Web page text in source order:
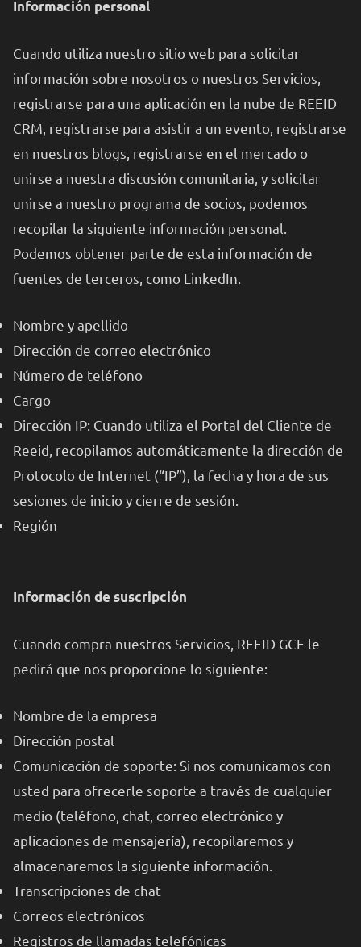
Información personal
Cuando utiliza nuestro sitio web para solicitar
información sobre nosotros o nuestros Servicios,
registrarse para una aplicación en la nube de REEID
CRM, registrarse para asistir a un evento, registrarse
en nuestros blogs, registrarse en el mercado o
unirse a nuestra discusión comunitaria, y solicitar
unirse a nuestro programa de socios, podemos
recopilar la siguiente información personal.
Podemos obtener parte de esta información de
fuentes de terceros, como LinkedIn.
Nombre y apellido
Dirección de correo electrónico
Número de teléfono
Cargo
Dirección IP: Cuando utiliza el Portal del Cliente de
Reeid, recopilamos automáticamente la dirección de
Protocolo de Internet (“IP”), la fecha y hora de sus
sesiones de inicio y cierre de sesión.
Región
Información de suscripción
Cuando compra nuestros Servicios, REEID GCE le
pedirá que nos proporcione lo siguiente:
Nombre de la empresa
Dirección postal
Comunicación de soporte: Si nos comunicamos con
usted para ofrecerle soporte a través de cualquier
medio (teléfono, chat, correo electrónico y
aplicaciones de mensajería), recopilaremos y
almacenaremos la siguiente información.
Transcripciones de chat
Correos electrónicos
Registros de llamadas telefónicas